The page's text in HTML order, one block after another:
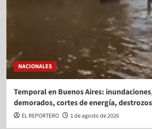
NACIONALES
Temporal en Buenos Aires:
demorados, cortes de energía, destrozos
EL REPORTERO 1 de agosto de 2026